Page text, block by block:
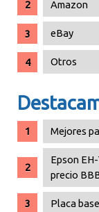
Amazon
eBay
Otros
Mejores
Epson
precio
Placa